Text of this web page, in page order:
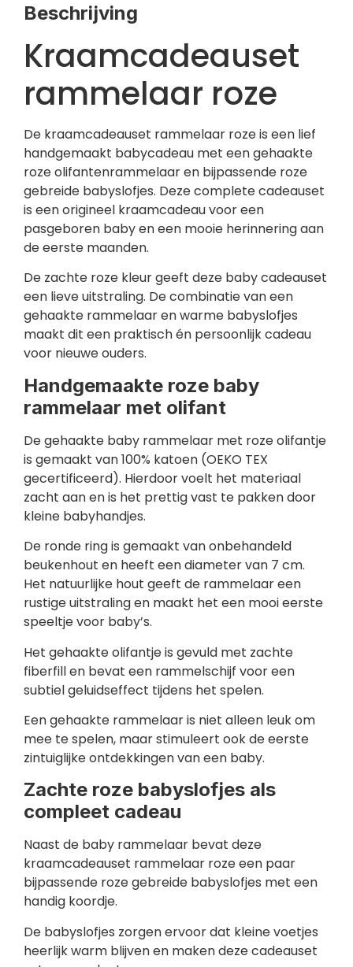
Beschrijving
Kraamcadeauset
rammelaar roze
De kraamcadeauset rammelaar roze is een lief
handgemaakt babycadeau met een gehaakte
roze olifantenrammelaar en bijpassende roze
gebreide babyslofjes. Deze complete cadeauset
is een origineel kraamcadeau voor een
pasgeboren baby en een mooie herinnering aan
de eerste maanden.
De zachte roze kleur geeft deze baby cadeauset
een lieve uitstraling. De combinatie van een
gehaakte rammelaar en warme babyslofjes
maakt dit een praktisch én persoonlijk cadeau
voor nieuwe ouders.
Handgemaakte roze baby
rammelaar met olifant
De gehaakte baby rammelaar met roze olifantje
is gemaakt van 100% katoen (OEKO TEX
gecertificeerd). Hierdoor voelt het materiaal
zacht aan en is het prettig vast te pakken door
kleine babyhandjes.
De ronde ring is gemaakt van onbehandeld
beukenhout en heeft een diameter van 7 cm.
Het natuurlijke hout geeft de rammelaar een
rustige uitstraling en maakt het een mooi eerste
speeltje voor baby’s.
Het gehaakte olifantje is gevuld met zachte
fiberfill en bevat een rammelschijf voor een
subtiel geluidseffect tijdens het spelen.
Een gehaakte rammelaar is niet alleen leuk om
mee te spelen, maar stimuleert ook de eerste
zintuiglijke ontdekkingen van een baby.
Zachte roze babyslofjes als
compleet cadeau
Naast de baby rammelaar bevat deze
kraamcadeauset rammelaar roze een paar
bijpassende roze gebreide babyslofjes met een
handig koordje.
De babyslofjes zorgen ervoor dat kleine voetjes
heerlijk warm blijven en maken deze cadeauset